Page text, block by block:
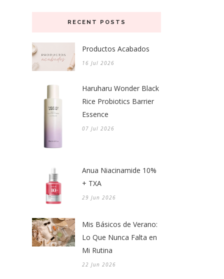
RECENT POSTS
Productos Acabados
16 Jul 2026
Haruharu Wonder Black
Rice Probiotics Barrier
Essence
07 Jul 2026
Anua Niacinamide 10%
+ TXA
29 Jun 2026
Mis Básicos de Verano:
Lo Que Nunca Falta en
Mi Rutina
22 Jun 2026